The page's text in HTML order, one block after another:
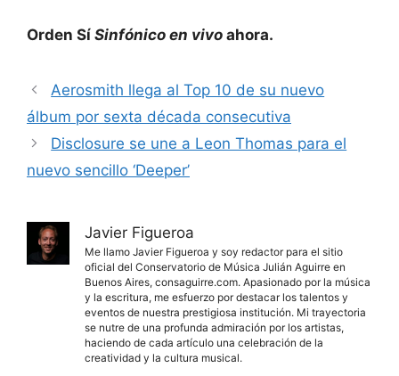
Orden Sí Sinfónico en vivo ahora.
Aerosmith llega al Top 10 de su nuevo
álbum por sexta década consecutiva
Disclosure se une a Leon Thomas para el
nuevo sencillo ‘Deeper’
Javier Figueroa
Me llamo Javier Figueroa y soy redactor para el sitio
oficial del Conservatorio de Música Julián Aguirre en
Buenos Aires, consaguirre.com. Apasionado por la música
y la escritura, me esfuerzo por destacar los talentos y
eventos de nuestra prestigiosa institución. Mi trayectoria
se nutre de una profunda admiración por los artistas,
haciendo de cada artículo una celebración de la
creatividad y la cultura musical.